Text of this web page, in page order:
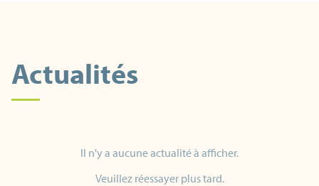
Actualités
Il n'y a aucune actualité à afficher.
Veuillez réessayer plus tard.